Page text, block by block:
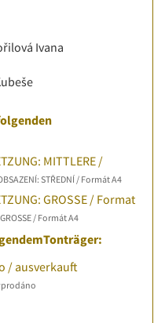
Ivana
MITTLERE /
STŘEDNÍ / Formát A4
GROSSE / Format
/ Formát A4
/ ausverkauft